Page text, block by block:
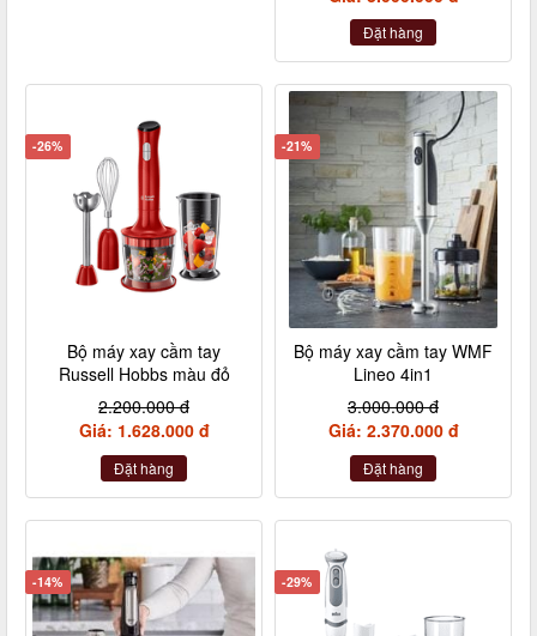
Đặt hàng
-26%
Bộ máy xay cầm tay
Russell Hobbs màu đỏ
2.200.000 đ
Giá: 1.628.000 đ
Đặt hàng
-21%
Bộ máy xay cầm tay WMF
Lineo 4in1
3.000.000 đ
Giá: 2.370.000 đ
Đặt hàng
-14% -29%